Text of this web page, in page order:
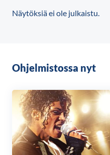
upeiden maisemien ansiosta.
Näytöksiä ei ole julkaistu.
Ohjelmistossa nyt